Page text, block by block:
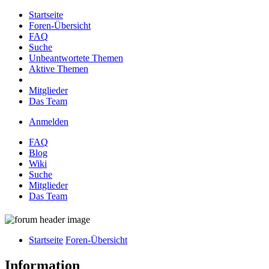
Startseite
Foren-Übersicht
FAQ
Suche
Unbeantwortete Themen
Aktive Themen
Mitglieder
Das Team
Anmelden
FAQ
Blog
Wiki
Suche
Mitglieder
Das Team
Startseite Foren-Übersicht
Information